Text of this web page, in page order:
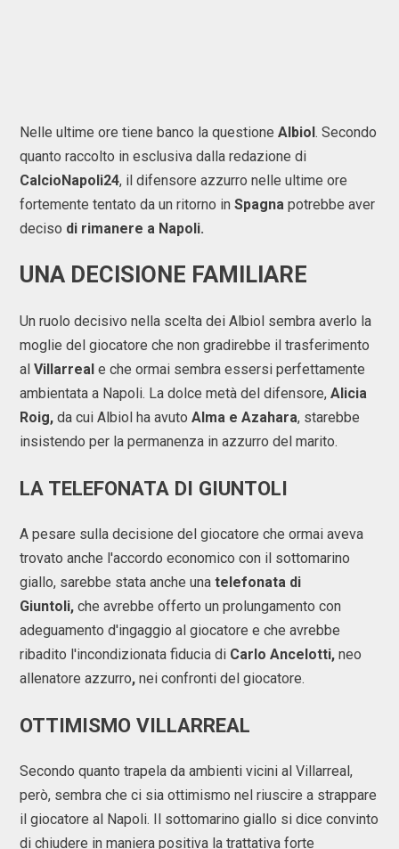
Nelle ultime ore tiene banco la questione Albiol. Secondo
quanto raccolto in esclusiva dalla redazione di
CalcioNapoli24, il difensore azzurro nelle ultime ore
fortemente tentato da un ritorno in Spagna potrebbe aver
deciso di rimanere a Napoli.
UNA DECISIONE FAMILIARE
Un ruolo decisivo nella scelta dei Albiol sembra averlo la
moglie del giocatore che non gradirebbe il trasferimento
al Villarreal e che ormai sembra essersi perfettamente
ambientata a Napoli. La dolce metà del difensore, Alicia
Roig, da cui Albiol ha avuto Alma e Azahara, starebbe
insistendo per la permanenza in azzurro del marito.
LA TELEFONATA DI GIUNTOLI
A pesare sulla decisione del giocatore che ormai aveva
trovato anche l'accordo economico con il sottomarino
giallo, sarebbe stata anche una telefonata di
Giuntoli, che avrebbe offerto un prolungamento con
adeguamento d'ingaggio al giocatore e che avrebbe
ribadito l'incondizionata fiducia di Carlo Ancelotti, neo
allenatore azzurro, nei confronti del giocatore.
OTTIMISMO VILLARREAL
Secondo quanto trapela da ambienti vicini al Villarreal,
però, sembra che ci sia ottimismo nel riuscire a strappare
il giocatore al Napoli. Il sottomarino giallo si dice convinto
di chiudere in maniera positiva la trattativa forte